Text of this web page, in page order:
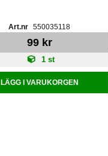
550035118
99 kr
1 st
LÄGG I VARUKORGEN